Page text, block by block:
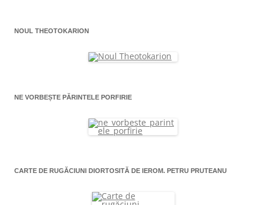
NOUL THEOTOKARION
NE VORBEȘTE PĂRINTELE PORFIRIE
CARTE DE RUGĂCIUNI DIORTOSITĂ DE IEROM. PETRU PRUTEANU